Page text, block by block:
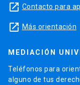
launch Contacto para
launch Más orientación
MEDIACIÓN
Teléfonos para
alguno de tus